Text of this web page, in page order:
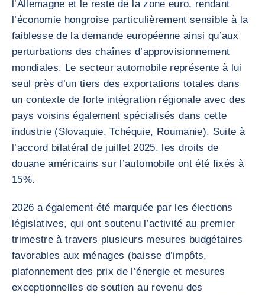
l’Allemagne et le reste de la zone euro, rendant
l’économie hongroise particulièrement sensible à la
faiblesse de la demande européenne ainsi qu’aux
perturbations des chaînes d’approvisionnement
mondiales. Le secteur automobile représente à lui
seul près d’un tiers des exportations totales dans
un contexte de forte intégration régionale avec des
pays voisins également spécialisés dans cette
industrie (Slovaquie, Tchéquie, Roumanie). Suite à
l’accord bilatéral de juillet 2025, les droits de
douane américains sur l’automobile ont été fixés à
15%.
2026 a également été marquée par les élections
législatives, qui ont soutenu l’activité au premier
trimestre à travers plusieurs mesures budgétaires
favorables aux ménages (baisse d’impôts,
plafonnement des prix de l’énergie et mesures
exceptionnelles de soutien au revenu des